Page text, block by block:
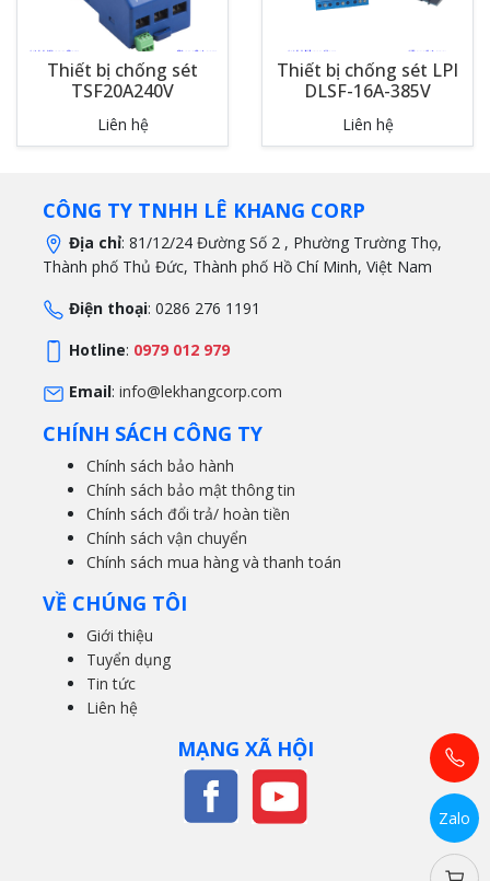
Thiết bị chống sét
TSF20A240V
Liên hệ
Thiết bị chống sét LPI
DLSF-16A-385V
Liên hệ
CÔNG TY TNHH LÊ KHANG CORP
Địa chỉ: 81/12/24 Đường Số 2 , Phường Trường Thọ,
Thành phố Thủ Đức, Thành phố Hồ Chí Minh, Việt Nam
Điện thoại: 0286 276 1191
Hotline: 0979 012 979
Email: info@lekhangcorp.com
CHÍNH SÁCH CÔNG TY
Chính sách bảo hành
Chính sách bảo mật thông tin
Chính sách đổi trả/ hoàn tiền
Chính sách vận chuyển
Chính sách mua hàng và thanh toán
VỀ CHÚNG TÔI
Giới thiệu
Tuyển dụng
Tin tức
Liên hệ
MẠNG XÃ HỘI
Zalo